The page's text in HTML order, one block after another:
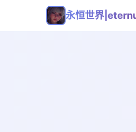
永恒世界